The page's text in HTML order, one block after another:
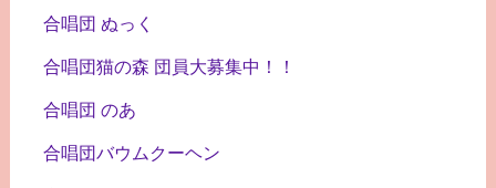
合唱団 ぬっく
合唱団猫の森 団員大募集中！！
合唱団 のあ
合唱団バウムクーヘン